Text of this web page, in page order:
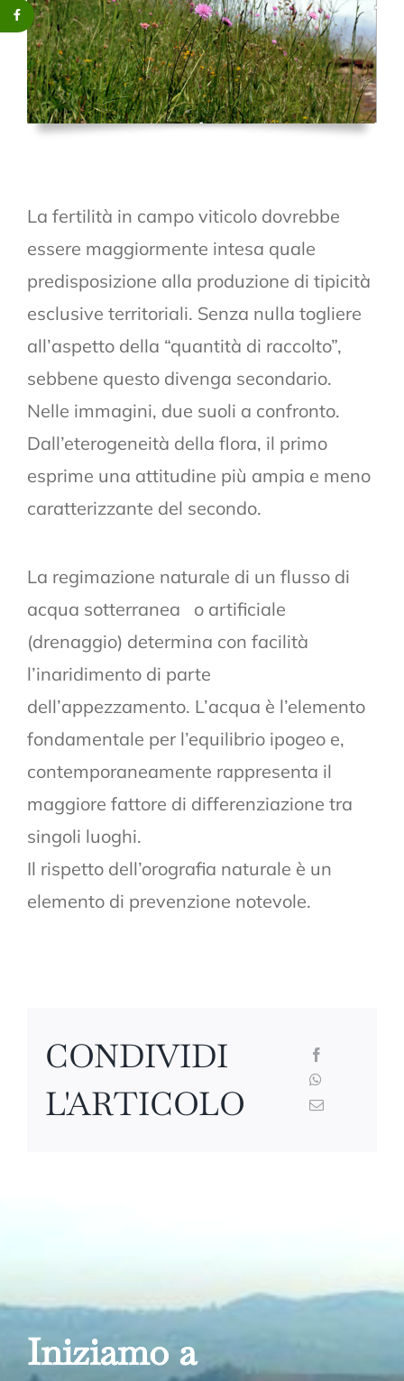
La fertilità in campo viticolo dovrebbe
essere maggiormente intesa quale
predisposizione alla produzione di tipicità
esclusive territoriali. Senza nulla togliere
all’aspetto della “quantità di raccolto”,
sebbene questo divenga secondario.
Nelle immagini, due suoli a confronto.
Dall’eterogeneità della flora, il primo
esprime una attitudine più ampia e meno
caratterizzante del secondo.
La regimazione naturale di un flusso di
acqua sotterranea o artificiale
(drenaggio) determina con facilità
l’inaridimento di parte
dell’appezzamento. L’acqua è l’elemento
fondamentale per l’equilibrio ipogeo e,
contemporaneamente rappresenta il
maggiore fattore di differenziazione tra
singoli luoghi.
Il rispetto dell’orografia naturale è un
elemento di prevenzione notevole.
CONDIVIDI
L'ARTICOLO
Iniziamo a